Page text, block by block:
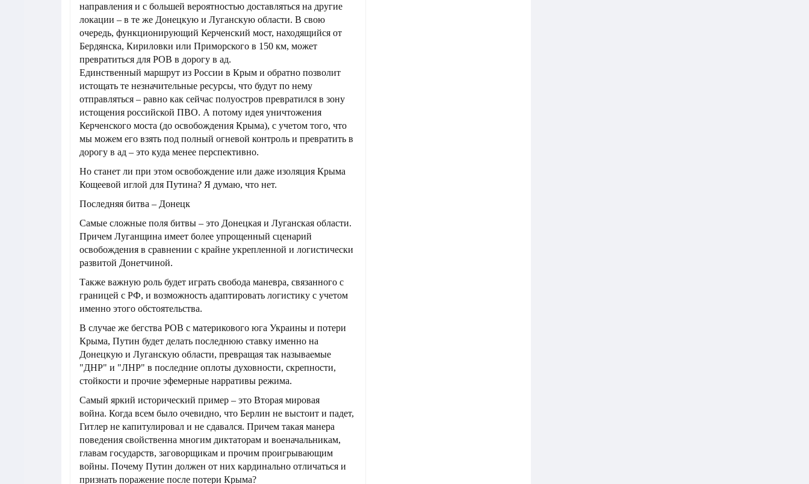
направления и с большей вероятностью доставляться на другие
локации – в те же Донецкую и Луганскую области. В свою
очередь, функционирующий Керченский мост, находящийся от
Бердянска, Кириловки или Приморского в 150 км, может
превратиться для РОВ в дорогу в ад.
Единственный маршрут из России в Крым и обратно позволит
истощать те незначительные ресурсы, что будут по нему
отправляться – равно как сейчас полуостров превратился в зону
истощения российской ПВО. А потому идея уничтожения
Керченского моста (до освобождения Крыма), с учетом того, что
мы можем его взять под полный огневой контроль и превратить в
дорогу в ад – это куда менее перспективно.
Но станет ли при этом освобождение или даже изоляция Крыма
Кощеевой иглой для Путина? Я думаю, что нет.
Последняя битва – Донецк
Самые сложные поля битвы – это Донецкая и Луганская области.
Причем Луганщина имеет более упрощенный сценарий
освобождения в сравнении с крайне укрепленной и логистически
развитой Донетчиной.
Также важную роль будет играть свобода маневра, связанного с
границей с РФ, и возможность адаптировать логистику с учетом
именно этого обстоятельства.
В случае же бегства РОВ с материкового юга Украины и потери
Крыма, Путин будет делать последнюю ставку именно на
Донецкую и Луганскую области, превращая так называемые
"ДНР" и "ЛНР" в последние оплоты духовности, скрепности,
стойкости и прочие эфемерные нарративы режима.
Самый яркий исторический пример – это Вторая мировая
война. Когда всем было очевидно, что Берлин не выстоит и падет,
Гитлер не капитулировал и не сдавался. Причем такая манера
поведения свойственна многим диктаторам и военачальникам,
главам государств, заговорщикам и прочим проигрывающим
войны. Почему Путин должен от них кардинально отличаться и
признать поражение после потери Крыма?